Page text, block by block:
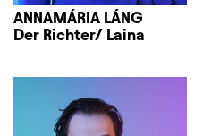
ANNAMÁRIA LÁNG
Der Richter/ Laina